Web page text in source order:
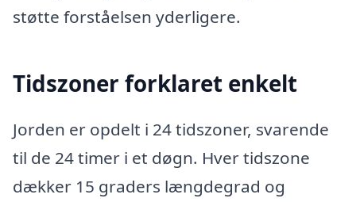
støtte forståelsen yderligere.
Tidszoner forklaret enkelt
Jorden er opdelt i 24 tidszoner, svarende
til de 24 timer i et døgn. Hver tidszone
dækker 15 graders længdegrad og